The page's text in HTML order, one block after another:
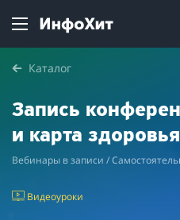
Каталог
Запись
и карта
Вебинары в записи /
Видеоуроки